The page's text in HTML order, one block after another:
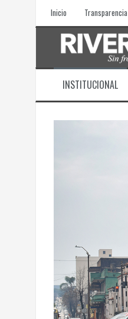
Inicio Transparencia
INSTITUCIONAL